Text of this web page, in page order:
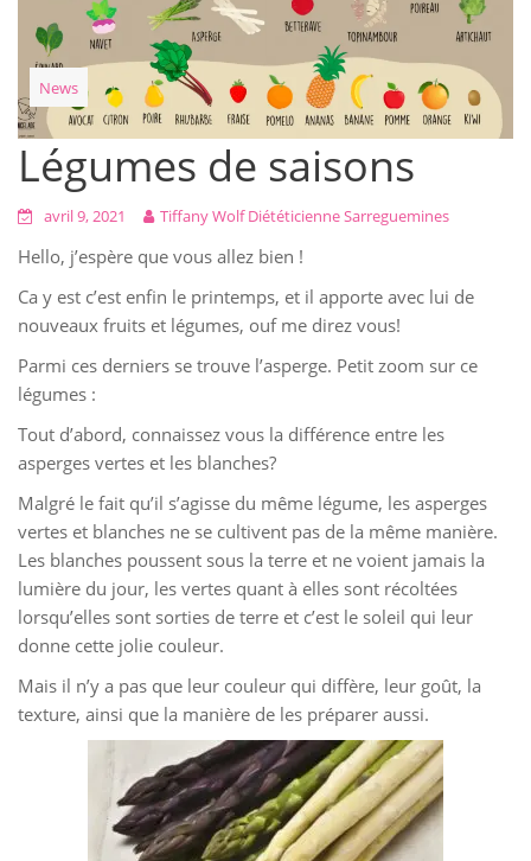
News
Légumes de saisons
avril 9, 2021 Tiffany Wolf Diététicienne Sarreguemines
Hello, j’espère que vous allez bien !
Ca y est c’est enfin le printemps, et il apporte avec lui de
nouveaux fruits et légumes, ouf me direz vous!
Parmi ces derniers se trouve l’asperge. Petit zoom sur ce
légumes :
Tout d’abord, connaissez vous la différence entre les
asperges vertes et les blanches?
Malgré le fait qu’il s’agisse du même légume, les asperges
vertes et blanches ne se cultivent pas de la même manière.
Les blanches poussent sous la terre et ne voient jamais la
lumière du jour, les vertes quant à elles sont récoltées
lorsqu’elles sont sorties de terre et c’est le soleil qui leur
donne cette jolie couleur.
Mais il n’y a pas que leur couleur qui diffère, leur goût, la
texture, ainsi que la manière de les préparer aussi.